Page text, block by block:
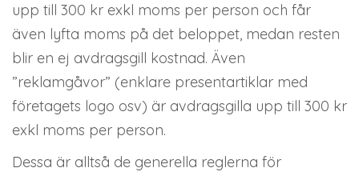
upp till 300 kr exkl moms per person och får
även lyfta moms på det beloppet, medan resten
blir en ej avdragsgill kostnad. Även
”reklamgåvor” (enklare presentartiklar med
företagets logo osv) är avdragsgilla upp till 300 kr
exkl moms per person.
Dessa är alltså de generella reglerna för